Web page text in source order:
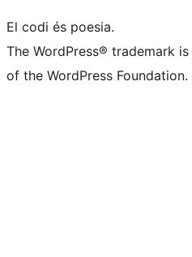
El codi és poesia.
The WordPress® trademark
of the WordPress Foundation.